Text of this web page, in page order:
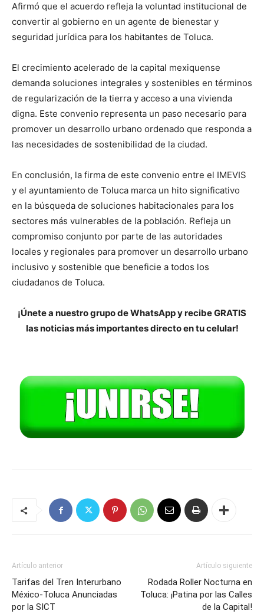
Afirmó que el acuerdo refleja la voluntad institucional de
convertir al gobierno en un agente de bienestar y
seguridad jurídica para los habitantes de Toluca.
El crecimiento acelerado de la capital mexiquense
demanda soluciones integrales y sostenibles en términos
de regularización de la tierra y acceso a una vivienda
digna. Este convenio representa un paso necesario para
promover un desarrollo urbano ordenado que responda a
las necesidades de sostenibilidad de la ciudad.
En conclusión, la firma de este convenio entre el IMEVIS
y el ayuntamiento de Toluca marca un hito significativo
en la búsqueda de soluciones habitacionales para los
sectores más vulnerables de la población. Refleja un
compromiso conjunto por parte de las autoridades
locales y regionales para promover un desarrollo urbano
inclusivo y sostenible que beneficie a todos los
ciudadanos de Toluca.
¡Únete a nuestro grupo de WhatsApp y recibe GRATIS
las noticias más importantes directo en tu celular!
Artículo anterior
Tarifas del Tren Interurbano
México-Toluca Anunciadas
por la SICT
Artículo siguiente
Rodada Roller Nocturna en
Toluca: ¡Patina por las Calles
de la Capital!